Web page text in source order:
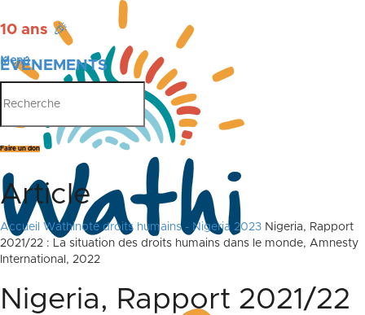
10 ans 🎉
ÉVÉNEMENTS
PUBLICATIONS
Menu
Faire un don
Article
Accueil Wathinote droits humains - Nigeria 2023 Nigeria, Rapport
2021/22 : La situation des droits humains dans le monde, Amnesty
International, 2022
Nigeria, Rapport 2021/22